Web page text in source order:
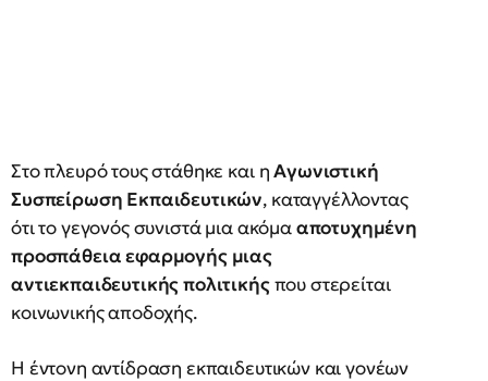
Στο πλευρό τους στάθηκε και ηΑγωνιστική
Συσπείρωση Εκπαιδευτικών, καταγγέλλοντας
ότι το γεγονός συνιστά μια ακόμααποτυχημένη
προσπάθεια εφαρμογής μιας
αντιεκπαιδευτικής πολιτικήςπου στερείται
κοινωνικής αποδοχής.
Η έντονη αντίδραση εκπαιδευτικών και γονέων